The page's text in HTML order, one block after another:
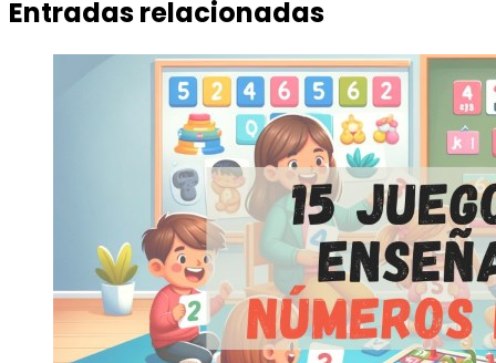
Entradas relacionadas